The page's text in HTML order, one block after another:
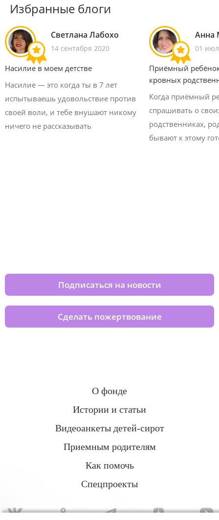
Избранные блоги
Светлана Лабохо
14 сентября 2020
Насилие в моем детстве
Насилие — это когда ты в 7 лет
испытываешь удовольствие против
своей воли, и тебе внушают никому
ничего не рассказывать
Анна
01
Приёмный
кровных
Когда приёмный
спрашивать о
родственниках,
бывают к этому
Подписаться на новости
Сделать пожертвование
О фонде
Истории и статьи
Видеоанкеты детей-сирот
Приемным родителям
Как помочь
Спецпроекты